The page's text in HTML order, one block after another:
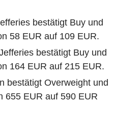
bestätigt Buy und
58 EUR auf 109 EUR.
bestätigt Buy und
164 EUR auf 215 EUR.
bestätigt Overweight und
655 EUR auf 590 EUR